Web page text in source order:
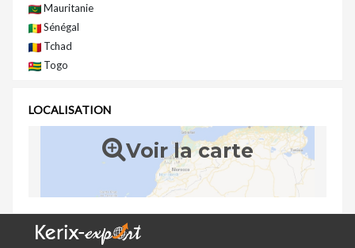
Mauritanie
Sénégal
Tchad
Togo
LOCALISATION
Voir la carte